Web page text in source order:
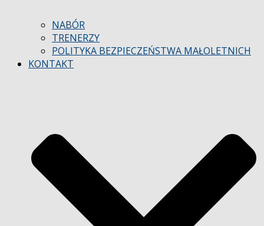
NABÓR
TRENERZY
POLITYKA BEZPIECZEŃSTWA MAŁOLETNICH
KONTAKT